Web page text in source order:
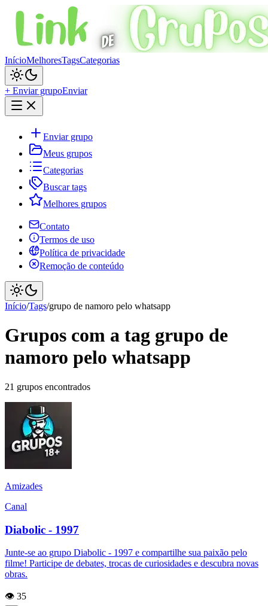
InícioMelhoresTagsCategorias
+ Enviar grupoEnviar
Enviar grupo
Meus grupos
Categorias
Buscar tags
Melhores grupos
Contato
Termos de uso
Política de privacidade
Remoção de conteúdo
Início/Tags/grupo de namoro pelo whatsapp
Grupos com a tag grupo de
namoro pelo whatsapp
21 grupos encontrados
Amizades
Canal
Diabolic - 1997
Junte-se ao grupo Diabolic - 1997 e compartilhe sua paixão pelo
filme! Participe de debates, trocas de curiosidades e descubra novas
obras.
👁️ 35